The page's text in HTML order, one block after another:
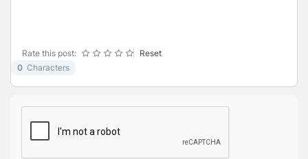
Rate this post:
Reset
0 Characters